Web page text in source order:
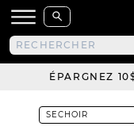
ÉPARGNEZ